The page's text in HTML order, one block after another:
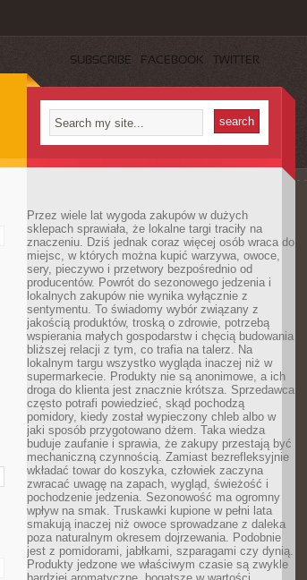
SUBSCRIBE FACEBOOK TWITTER
Przez wiele lat wygoda zakupów w dużych
sklepach sprawiała, że lokalne targi traciły na
znaczeniu. Dziś jednak coraz więcej osób wraca do
miejsc, w których można kupić warzywa, owoce,
sery, pieczywo i przetwory bezpośrednio od
producentów. Powrót do sezonowego jedzenia i
lokalnych zakupów nie wynika wyłącznie z
sentymentu. To świadomy wybór związany z
jakością produktów, troską o zdrowie, potrzebą
wspierania małych gospodarstw i chęcią budowania
bliższej relacji z tym, co trafia na talerz. Na
lokalnym targu wszystko wygląda inaczej niż w
supermarkecie. Produkty nie są anonimowe, a ich
droga do klienta jest znacznie krótsza. Sprzedawca
często potrafi powiedzieć, skąd pochodzą
pomidory, kiedy został wypieczony chleb albo w
jaki sposób przygotowano dżem. Taka wiedza
buduje zaufanie i sprawia, że zakupy przestają być
mechaniczną czynnością. Zamiast bezrefleksyjnie
wkładać towar do koszyka, człowiek zaczyna
zwracać uwagę na zapach, wygląd, świeżość i
pochodzenie jedzenia. Sezonowość ma ogromny
wpływ na smak. Truskawki kupione w pełni lata
smakują inaczej niż owoce sprowadzane z daleka
poza naturalnym okresem dojrzewania. Podobnie
jest z pomidorami, jabłkami, szparagami czy dynią.
Produkty jedzone we właściwym czasie są zwykle